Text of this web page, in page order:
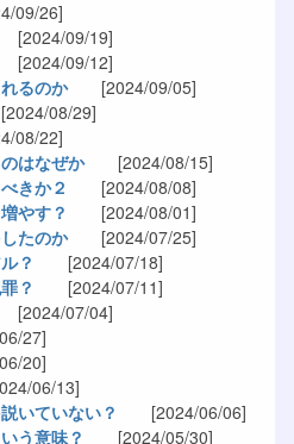
26]
09/19]
09/12]
るのか[2024/09/05]
08/29]
22]
はなぜか[2024/08/15]
きか２
[2024/08/08]
やす？
[2024/08/01]
たのか[2024/07/25]
？
[2024/07/18]
？
[2024/07/11]
07/04]
27]
20]
06/13]
いていない？
[2024/06/06]
う意味？
[2024/05/30]